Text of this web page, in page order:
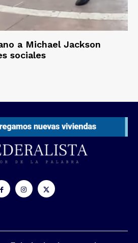
a Michael Jackson
sociales